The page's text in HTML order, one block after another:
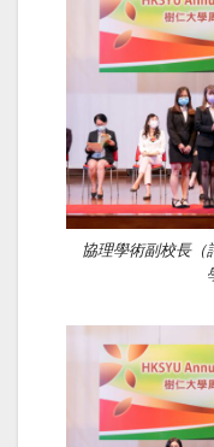
協理學術副校長（